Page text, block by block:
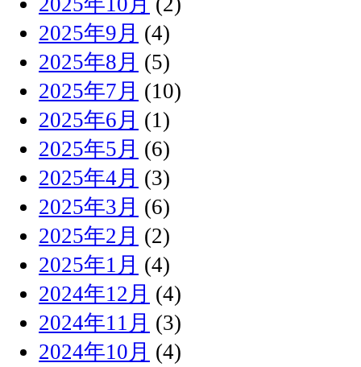
2025年9月 (4)
2025年8月 (5)
2025年7月 (10)
2025年6月 (1)
2025年5月 (6)
2025年4月 (3)
2025年3月 (6)
2025年2月 (2)
2025年1月 (4)
2024年12月 (4)
2024年11月 (3)
2024年10月 (4)